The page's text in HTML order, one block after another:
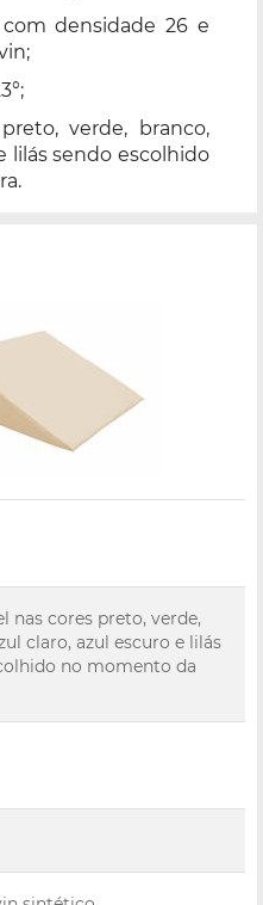
densidade 26 e
verde, branco,
lilás sendo escolhido
nas cores preto, verde,
claro, azul escuro e lilás
no momento da